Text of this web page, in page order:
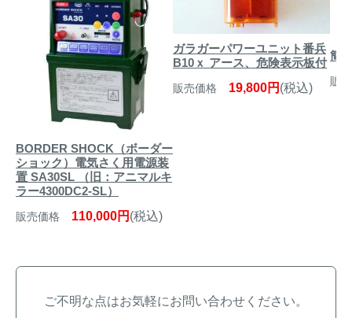
BORDER SHOCK（ボーダー
ショック）電気さく用電源装
置 SA30SL （旧：アニマルキ
ラー4300DC2-SL）
販売価格 110,000円 (税込)
ガラガーパワーユニット番兵
B10ｘ アース、危険表示板付
販売価格 19,800円 (税込)
簡
販
ご不明な点はお気軽にお問い合わせください。